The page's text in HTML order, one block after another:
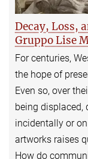
Decay, Loss,
Gruppo Lise
For centuries,
the hope of
Even so, over
being displaced,
incidentally or
artworks raises
How do